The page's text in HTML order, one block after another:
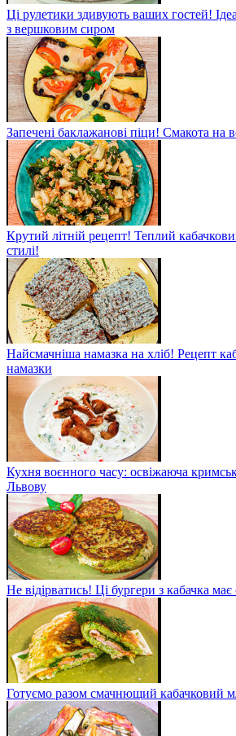
Ці рулетики здивують ваших гостей!
з вершковим сиром
Запечені баклажанові піци! Смакота на
Крутий літній рецепт! Теплий
стилі!
Найсмачніша намазка на хліб! Рецепт
намазки
Кухня воєнного часу: освіжаюча
Львову
Не відірватись! Ці бургери з кабачка
Готуємо разом смачнющий кабачковий